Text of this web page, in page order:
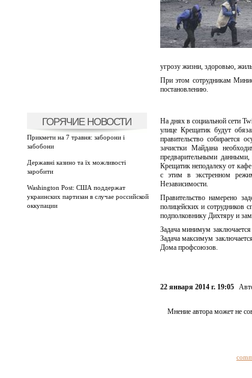
ГОРЯЧИЕ НОВОСТИ
Прикмети на 7 травня: заборони і
забобони
Державні казино та їх можливості
заробити
Washington Post: США поддержат
украинских партизан в случае российской
оккупации
угрозу жизни, здоровью,
При этом сотрудникам
постановлению.
На днях в социальной сети
улице Крещатик будут
правительство собирается
зачистки Майдана
предварительными
Крещатик неподалеку от
с этим в экстренном
Независимости.
Правительство намерено
полицейских и сотрудников
подполковнику Дихтяру и
Задача минимум
Задача максимум
Дома профсоюзов.
22 января 2014 г. 19:05
Мнение автора может не